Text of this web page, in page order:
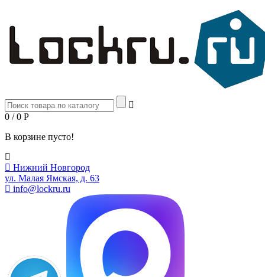
0 / 0 Р
В корзине пусто!
Нижний Новгород
ул. Малая Ямская, д. 63
info@lockru.ru